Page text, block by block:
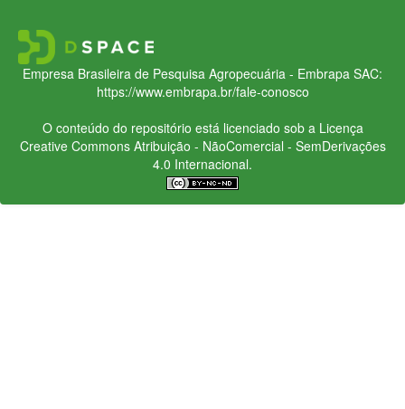
Empresa Brasileira de Pesquisa Agropecuária - Embrapa SAC:
https://www.embrapa.br/fale-conosco
O conteúdo do repositório está licenciado sob a Licença
Creative CommonsAtribuição - NãoComercial - SemDerivações
4.0 Internacional.